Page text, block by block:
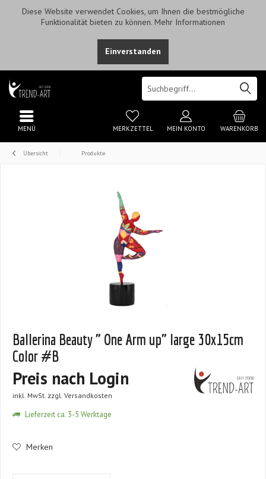
Diese Website verwendet Cookies, um Ihnen die bestmögliche
Funktionalität bieten zu können. Mehr Informationen
Einverstanden
WARENKORB
MERKZETTEL MEIN KONTO
MENÜ
Übersicht Produkte
Ballerina Beauty " One Arm up" large 30x15cm
Color #B
Preis nach Login
inkl. MwSt. zzgl. Versandkosten
Lieferzeit ca. 3-5 Werktage
Merken